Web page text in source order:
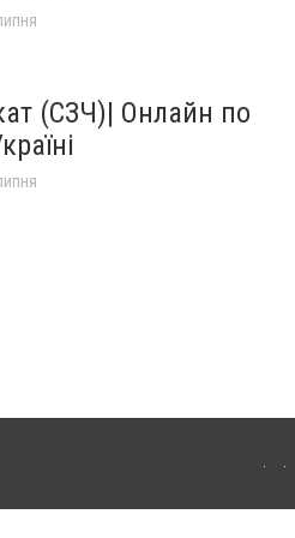
(СЗЧ)| Онлайн по